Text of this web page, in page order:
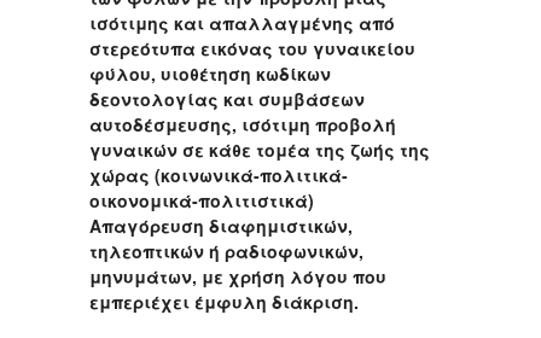
ισότιμης και απαλλαγμένης από
στερεότυπα εικόνας του γυναικείου
φύλου, υιοθέτηση κωδίκων
δεοντολογίας και συμβάσεων
αυτοδέσμευσης, ισότιμη προβολή
γυναικών σε κάθε τομέα της ζωής της
χώρας (κοινωνικά-πολιτικά-
οικονομικά-πολιτιστικά)
Απαγόρευση διαφημιστικών,
τηλεοπτικών ή ραδιοφωνικών,
μηνυμάτων, με χρήση λόγου που
εμπεριέχει έμφυλη διάκριση.